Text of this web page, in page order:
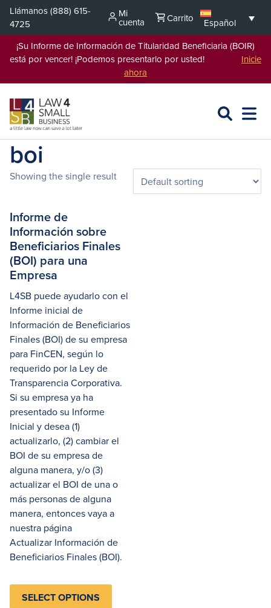
Saltar
contenido
Llámanos(888) 615-
4725
Mi
cuenta Carrito
Español
¡Su Informe de Información de Titularidad Beneficiaria (BOIR)
está por vencer! ¡Podemos presentarlo por usted! Inicie
ahora
BUSCAR
L4SB
ABRIR
boi
Showing the single result
Informe de
Información sobre
Beneficiarios Finales
(BOI) para una
Empresa
L4SB puede ayudarlo con el
Informe inicial de
Información de Beneficiarios
Finales (BOI) de su empresa
para FinCEN, según lo
requerido por la Ley de
Transparencia Corporativa.
Si su empresa ya ha
presentado su Informe
Inicial y desea (1)
actualizarlo, (2) cambiar el
BOI de su empresa de
alguna manera, y/o (3)
actualizar el BOI de una o
más personas de alguna
manera, entonces vaya a
nuestra página
Actualizar Información de
Beneficiarios Finales (BOI).
SELECT OPTIONS